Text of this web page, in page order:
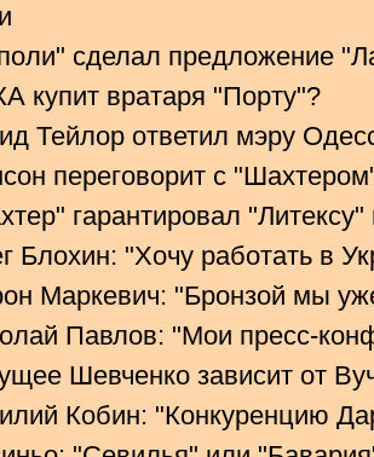
сделал предложение
купит вратаря "Порту"?
Тейлор ответил мэру
переговорит с
гарантировал
Блохин: "Хочу работать в
Маркевич: "Бронзой мы
Павлов: "Мои пресс-
Шевченко зависит от
Кобин: "Конкуренцию